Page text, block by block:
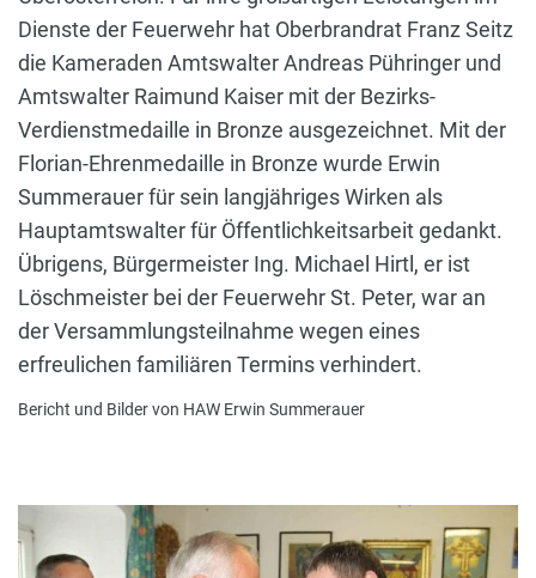
Dienste der Feuerwehr hat Oberbrandrat Franz Seitz
die Kameraden Amtswalter Andreas Pühringer und
Amtswalter Raimund Kaiser mit der Bezirks-
Verdienstmedaille in Bronze ausgezeichnet. Mit der
Florian-Ehrenmedaille in Bronze wurde Erwin
Summerauer für sein langjähriges Wirken als
Hauptamtswalter für Öffentlichkeitsarbeit gedankt.
Übrigens, Bürgermeister Ing. Michael Hirtl, er ist
Löschmeister bei der Feuerwehr St. Peter, war an
der Versammlungsteilnahme wegen eines
erfreulichen familiären Termins verhindert.
Bericht und Bilder von HAW Erwin Summerauer